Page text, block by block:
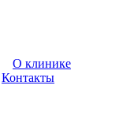
О клинике
Контакты